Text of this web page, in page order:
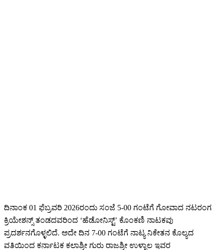
ದಿನಾಂಕ 01 ಫೆಬ್ರವರಿ 2026ರಂದು ಸಂಜೆ 5-00 ಗಂಟೆಗೆ ಗೋವಾದ ನಟರಂಗ
ಕ್ರಿಯೇಶನ್ಸ್ ತಂಡದವರಿಂದ ‘ಹೆಡೋನಿಸ್ಟ್’ ಕೊಂಕಣಿ ನಾಟಕವು
ಪ್ರದರ್ಶನಗೊಳ್ಳಲಿದೆ. ಅದೇ ದಿನ 7-00 ಗಂಟೆಗೆ ನಾಟ್ಯ ನಿಕೇತನ ಕೊಲ್ಯದ
ವತಿಯಿಂದ ಕರ್ನಾಟಕ ಕಲಾಶ್ರೀ ಗುರು ರಾಜಶ್ರೀ ಉಳ್ಳಾಲ ಇವರ